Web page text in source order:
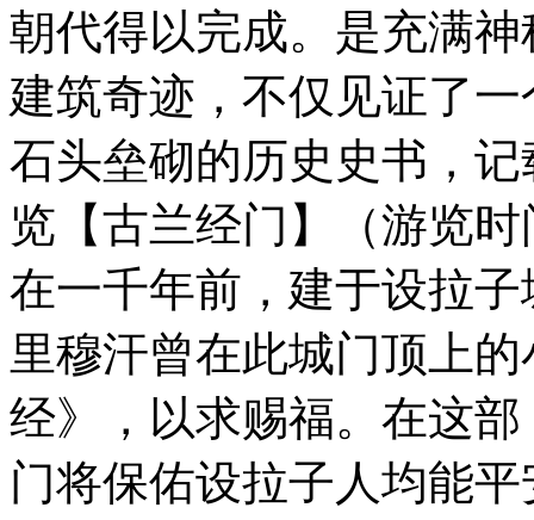
朝代得以完成。是充满
建筑奇迹，不仅见证了
石头垒砌的历史史书，
览【古兰经门】（游览
在一千年前，建于设拉
里穆汗曾在此城门顶上
经》，以求赐福。在这
门将保佑设拉子人均能